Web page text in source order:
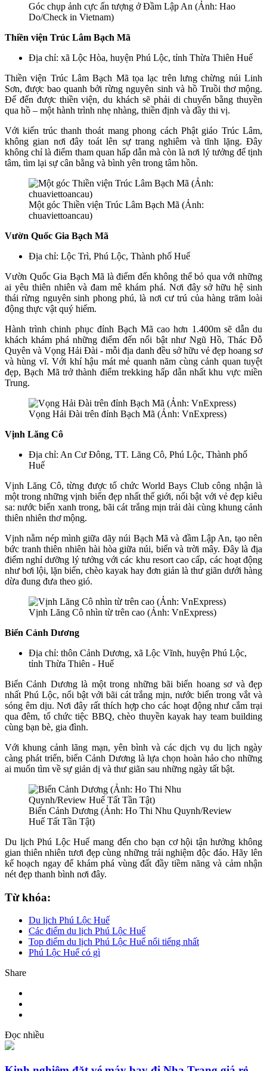
Góc chụp ảnh cực ấn tượng ở Đầm Lập An (Ảnh: Hao
Do/Check in Vietnam)
Thiền viện Trúc Lâm Bạch Mã
Địa chỉ: xã Lộc Hòa, huyện Phú Lộc, tỉnh Thừa Thiên Huế
Thiền viện Trúc Lâm Bạch Mã tọa lạc trên lưng chừng núi Linh
Sơn, được bao quanh bởi rừng nguyên sinh và hồ Truồi thơ mộng.
Để đến được thiền viện, du khách sẽ phải di chuyển bằng thuyền
qua hồ – một hành trình nhẹ nhàng, thiền định và đầy thi vị.
Với kiến trúc thanh thoát mang phong cách Phật giáo Trúc Lâm,
không gian nơi đây toát lên sự trang nghiêm và tĩnh lặng. Đây
không chỉ là điểm tham quan hấp dẫn mà còn là nơi lý tưởng để tịnh
tâm, tìm lại sự cân bằng và bình yên trong tâm hồn.
Một góc Thiền viện Trúc Lâm Bạch Mã (Ảnh:
chuaviettoancau)
Vườn Quốc Gia Bạch Mã
Địa chỉ: Lộc Trì, Phú Lộc, Thành phố Huế
Vườn Quốc Gia Bạch Mã là điểm đến không thể bỏ qua với những
ai yêu thiên nhiên và đam mê khám phá. Nơi đây sở hữu hệ sinh
thái rừng nguyên sinh phong phú, là nơi cư trú của hàng trăm loài
động thực vật quý hiếm.
Hành trình chinh phục đỉnh Bạch Mã cao hơn 1.400m sẽ dẫn du
khách khám phá những điểm đến nổi bật như Ngũ Hồ, Thác Đỗ
Quyên và Vọng Hải Đài - mỗi địa danh đều sở hữu vẻ đẹp hoang sơ
và hùng vĩ. Với khí hậu mát mẻ quanh năm cùng cảnh quan tuyệt
đẹp, Bạch Mã trở thành điểm trekking hấp dẫn nhất khu vực miền
Trung.
Vọng Hải Đài trên đỉnh Bạch Mã (Ảnh: VnExpress)
Vịnh Lăng Cô
Địa chỉ: An Cư Đông, TT. Lăng Cô, Phú Lộc, Thành phố
Huế
Vịnh Lăng Cô, từng được tổ chức World Bays Club công nhận là
một trong những vịnh biển đẹp nhất thế giới, nổi bật với vẻ đẹp kiêu
sa: nước biển xanh trong, bãi cát trắng mịn trải dài cùng khung cảnh
thiên nhiên thơ mộng.
Vịnh nằm nép mình giữa dãy núi Bạch Mã và đầm Lập An, tạo nên
bức tranh thiên nhiên hài hòa giữa núi, biển và trời mây. Đây là địa
điểm nghỉ dưỡng lý tưởng với các khu resort cao cấp, các hoạt động
như bơi lội, lặn biển, chèo kayak hay đơn giản là thư giãn dưới hàng
dừa đung đưa theo gió.
Vịnh Lăng Cô nhìn từ trên cao (Ảnh: VnExpress)
Biển Cảnh Dương
Địa chỉ: thôn Cảnh Dương, xã Lộc Vĩnh, huyện Phú Lộc,
tỉnh Thừa Thiên - Huế
Biển Cảnh Dương là một trong những bãi biển hoang sơ và đẹp
nhất Phú Lộc, nổi bật với bãi cát trắng mịn, nước biển trong vắt và
sóng êm dịu. Nơi đây rất thích hợp cho các hoạt động như cắm trại
qua đêm, tổ chức tiệc BBQ, chèo thuyền kayak hay team building
cùng bạn bè, gia đình.
Với khung cảnh lãng mạn, yên bình và các dịch vụ du lịch ngày
càng phát triển, biển Cảnh Dương là lựa chọn hoàn hảo cho những
ai muốn tìm về sự giản dị và thư giãn sau những ngày tất bật.
Biển Cảnh Dương (Ảnh: Ho Thi Nhu Quynh/Review
Huế Tất Tần Tật)
Du lịch Phú Lộc Huế mang đến cho bạn cơ hội tận hưởng không
gian thiên nhiên tươi đẹp cùng những trải nghiệm độc đáo. Hãy lên
kế hoạch ngay để khám phá vùng đất đầy tiềm năng và cảm nhận
nét đẹp thanh bình nơi đây.
Từ khóa:
Du lịch Phú Lộc Huế
Các điểm du lịch Phú Lộc Huế
Top điểm du lịch Phú Lộc Huế nổi tiếng nhất
Phú Lộc Huế có gì
Share
Đọc nhiều